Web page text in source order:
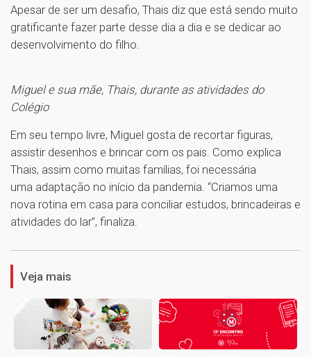
Apesar de ser um desafio, Thais diz que está sendo muito
gratificante fazer parte desse dia a dia e se dedicar ao
desenvolvimento do filho.
Miguel e sua mãe, Thais, durante as atividades do
Colégio
Em seu tempo livre, Miguel gosta de recortar figuras,
assistir desenhos e brincar com os pais. Como explica
Thais, assim como muitas famílias, foi necessária
uma adaptação no início da pandemia. “Criamos uma
nova rotina em casa para conciliar estudos, brincadeiras e
atividades do lar”, finaliza.
Veja mais